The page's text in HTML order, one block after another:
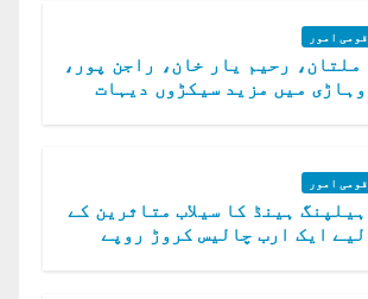
قومی امور
ملتان، رحیم یار خان، راجن پور،
وہاڑی میں مزید سیکڑوں دیہات
قومی امور
ہیلپنگ ہینڈ کا سیلاب متاثرین کے
لیے ایک ارب چالیس کروڑ روپے